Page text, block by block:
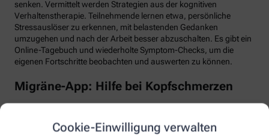
Cookie-Einwilligung verwalten
senken. Vermittelt werden Strategien aus der kognitiven
Verhaltenstherapie. Teilnehmende lernen etwa, persönliche
Stressauslöser zu erkennen, mit belastenden Gedanken
umzugehen und nach der Arbeit besser abzuschalten. Es gibt ein
Online-Tagebuch und wiederholte Symptom-Checks, um die
eigenen Fortschritte beobachten und auswerten zu können.
Migräne-App: Hilfe bei Kopfschmerzen
renommierten Schmerzklinik Kiel lässt sich übersichtlich